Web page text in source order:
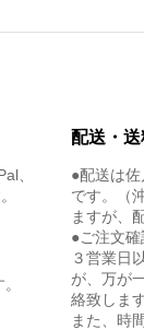
、
配送・
●配送は
です。（
ますが、
●ご注文
３営業日
が、万が
絡致します
また、時